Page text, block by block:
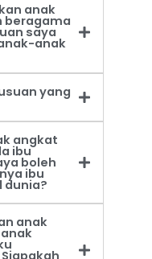
anak
beragama
saya
anak
yang
angkat
ibu
boleh
ibu
dunia?
anak